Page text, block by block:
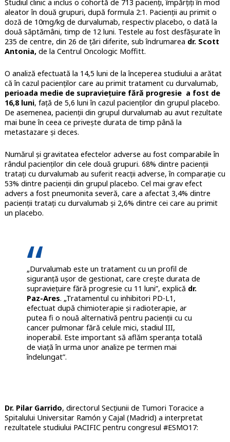
Studiul clinic a inclus o cohortă de 713 pacienți, împărțiți în mod
aleator în două grupuri, după formula 2:1. Pacienții au primit o
doză de 10mg/kg de durvalumab, respectiv placebo, o dată la
două săptămâni, timp de 12 luni. Testele au fost desfășurate în
235 de centre, din 26 de țări diferite, sub îndrumarea dr. Scott
Antonia, de la Centrul Oncologic Moffitt.
O analiză efectuată la 14,5 luni de la începerea studiului a arătat
că în cazul pacienților care au primit tratament cu durvalumab,
perioada medie de supraviețuire fără progresie a fost de
16,8 luni, față de 5,6 luni în cazul pacienților din grupul placebo.
De asemenea, pacienții din grupul durvalumab au avut rezultate
mai bune în ceea ce privește durata de timp până la
metastazare și deces.
Numărul și gravitatea efectelor adverse au fost comparabile în
rândul pacienților din cele două grupuri. 68% dintre pacienții
tratați cu durvalumab au suferit reacții adverse, în comparație cu
53% dintre pacienții din grupul placebo. Cel mai grav efect
advers a fost pneumonita severă, care a afectat 3,4% dintre
pacienții tratați cu durvalumab și 2,6% dintre cei care au primit
un placebo.
„Durvalumab este un tratament cu un profil de
siguranță ușor de gestionat, care crește durata de
supraviețuire fără progresie cu 11 luni”, explică dr.
Paz-Ares. „Tratamentul cu inhibitori PD-L1,
efectuat după chimioterapie și radioterapie, ar
putea fi o nouă alternativă pentru pacienții cu cu
cancer pulmonar fără celule mici, stadiul III,
inoperabil. Este important să aflăm speranța totală
de viață în urma unor analize pe termen mai
îndelungat”.
Dr. Pilar Garrido, directorul Secțiunii de Tumori Toracice a
Spitalului Universitar Ramón y Cajal (Madrid) a interpretat
rezultatele studiului PACIFIC pentru congresul #ESMO17: